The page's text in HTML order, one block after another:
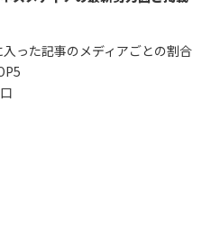
った記事のメディアごとの割合